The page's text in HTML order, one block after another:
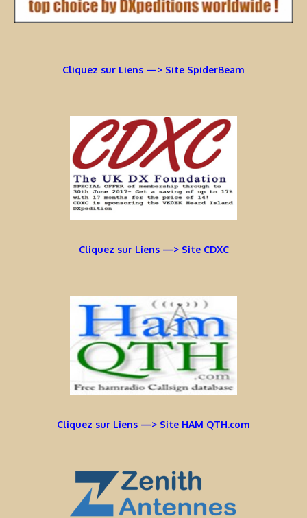
Cliquez sur Liens —> Site SpiderBeam
Cliquez sur Liens —> Site CDXC
Cliquez sur Liens —> Site HAM QTH.com